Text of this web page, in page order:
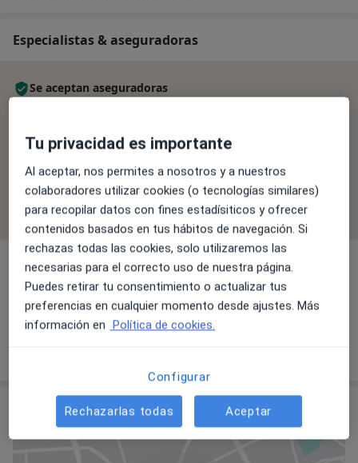
Especialistas & aseguradoras
Se aceptan aseguradoras
ubicación y el servicio. Confirma la cobertura en el
proceso de reserva.
Filtrar por aseguradora
Dr. José Antonio Lillo Bravo
Oftalmólogo
Consulta
Tu privacidad es importante
Al aceptar, nos permites a nosotros y a nuestros
colaboradores utilizar cookies (o tecnologías similares)
para recopilar datos con fines estadísiticos y ofrecer
contenidos basados en tus hábitos de navegación. Si
rechazas todas las cookies, solo utilizaremos las
necesarias para el correcto uso de nuestra página.
Puedes retirar tu consentimiento o actualizar tus
preferencias en cualquier momento desde ajustes. Más
información en Política de cookies.
Configurar
Rechazarlas todas Aceptar